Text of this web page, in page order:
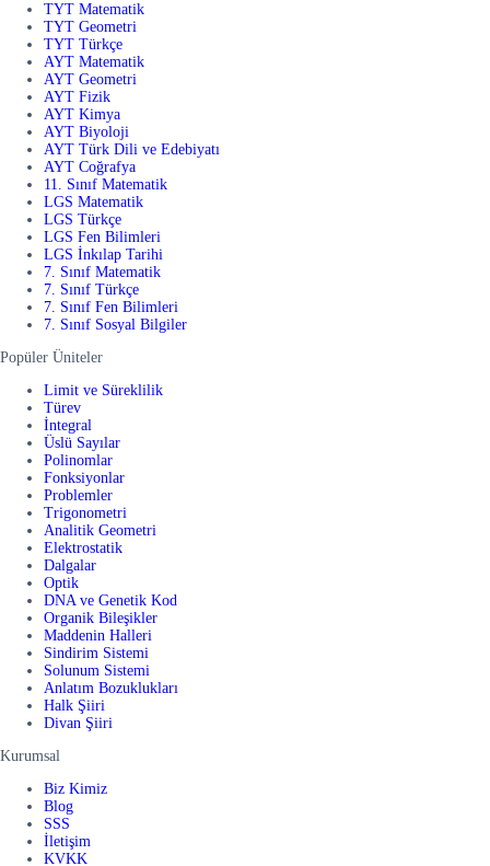
TYT Matematik
TYT Geometri
TYT Türkçe
AYT Matematik
AYT Geometri
AYT Fizik
AYT Kimya
AYT Biyoloji
AYT Türk Dili ve Edebiyatı
AYT Coğrafya
11. Sınıf Matematik
LGS Matematik
LGS Türkçe
LGS Fen Bilimleri
LGS İnkılap Tarihi
7. Sınıf Matematik
7. Sınıf Türkçe
7. Sınıf Fen Bilimleri
7. Sınıf Sosyal Bilgiler
Popüler Üniteler
Limit ve Süreklilik
Türev
İntegral
Üslü Sayılar
Polinomlar
Fonksiyonlar
Problemler
Trigonometri
Analitik Geometri
Elektrostatik
Dalgalar
Optik
DNA ve Genetik Kod
Organik Bileşikler
Maddenin Halleri
Sindirim Sistemi
Solunum Sistemi
Anlatım Bozuklukları
Halk Şiiri
Divan Şiiri
Kurumsal
Biz Kimiz
Blog
SSS
İletişim
KVKK